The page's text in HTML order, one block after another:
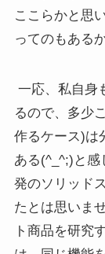
ここらかと思
ってのもある
一応、私自身
るので、多少
作るケース)は
ある(^_^;)と感
発のソリッド
たとは思いま
ト商品を研究